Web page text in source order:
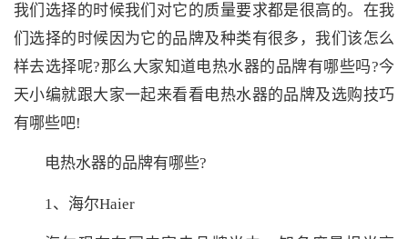
我们选择的时候我们对它的质量要求都是很高的。在我
们选择的时候因为它的品牌及种类有很多，我们该怎么
样去选择呢?那么大家知道电热水器的品牌有哪些吗?今
天小编就跟大家一起来看看电热水器的品牌及选购技巧
有哪些吧!
电热水器的品牌有哪些?
1、海尔Haier